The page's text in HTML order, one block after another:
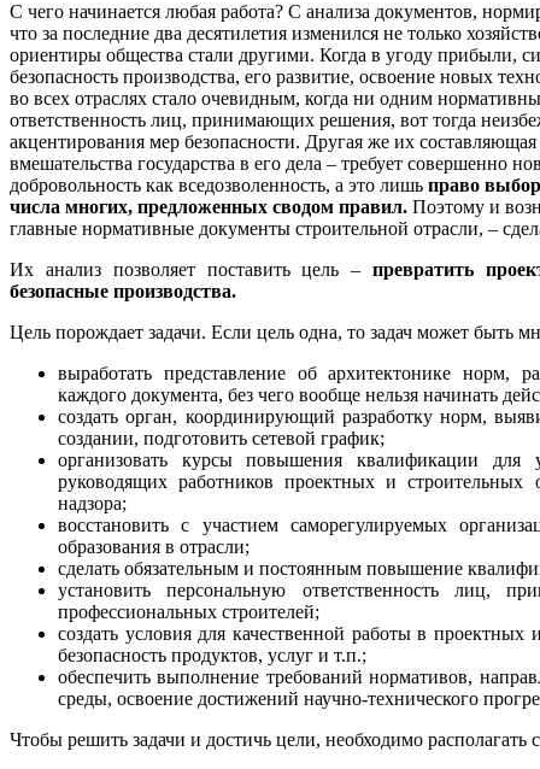
С чего начинается любая работа? С анализа документов,
что за последние два десятилетия изменился не только
ориентиры общества стали другими. Когда в угоду прибыли,
безопасность производства, его развитие, освоение новых
во всех отраслях стало очевидным, когда ни одним
ответственность лиц, принимающих решения, вот тогда
акцентирования мер безопасности. Другая же их
вмешательства государства в его дела – требует совершенно
добровольность как вседозволенность, а это лишь право
числа многих, предложенных сводом правил. Поэтому и
главные нормативные документы строительной отрасли, –
Их анализ позволяет поставить цель –превратить
безопасные производства.
Цель порождает задачи. Если цель одна, то задач может быть
выработать представление об архитектонике норм,
каждого документа, без чего вообще нельзя начинать
создать орган, координирующий разработку норм,
создании, подготовить сетевой график;
организовать курсы повышения квалификации для
руководящих работников проектных и строительных
надзора;
восстановить с участием саморегулируемых
образования в отрасли;
сделать обязательным и постоянным повышение
установить персональную ответственность лиц,
профессиональных строителей;
создать условия для качественной работы в
безопасность продуктов, услуг и т.п.;
обеспечить выполнение требований нормативов,
среды, освоение достижений научно-технического
Чтобы решить задачи и достичь цели, необходимо